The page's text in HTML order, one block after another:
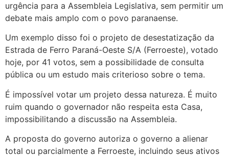
urgência para a Assembleia Legislativa, sem permitir um
debate mais amplo com o povo paranaense.
Um exemplo disso foi o projeto de desestatização da
Estrada de Ferro Paraná-Oeste S/A (Ferroeste), votado
hoje, por 41 votos, sem a possibilidade de consulta
pública ou um estudo mais criterioso sobre o tema.
É impossível votar um projeto dessa natureza. É muito
ruim quando o governador não respeita esta Casa,
impossibilitando a discussão na Assembleia.
A proposta do governo autoriza o governo a alienar
total ou parcialmente a Ferroeste, incluindo seus ativos